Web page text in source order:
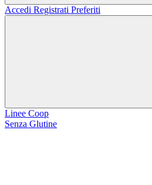
Accedi Registrati Preferiti
Linee Coop
Senza Glutine